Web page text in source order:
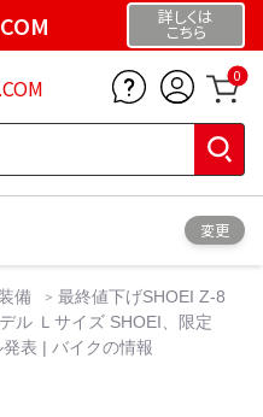
詳しくは
こちら
0
変更
備
最終値下げSHOEI Z-8
ル Ｌサイズ SHOEI、限定
発表 | バイクの情報